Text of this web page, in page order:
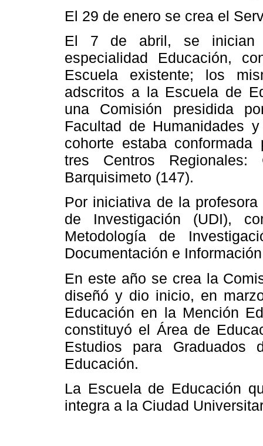
El 29 de enero se crea el
El 7 de abril, se inician
especialidad Educación,
Escuela existente; los
adscritos a la Escuela de
una Comisión presidida
Facultad de Humanidades
cohorte estaba
tres Centros
Barquisimeto (147).
Por iniciativa de la
de Investigación (UDI),
Metodología de
Documentación e
En este año se crea la
diseñó y dio inicio, en
Educación en la Mención
constituyó el Área de
Estudios para
Educación.
La Escuela de Educación
integra a la Ciudad